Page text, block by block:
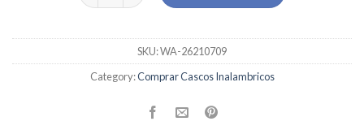
SKU:WA-26210709
Category:Comprar Cascos Inalambricos